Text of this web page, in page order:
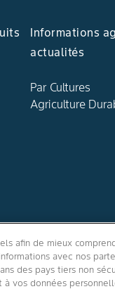
Informations
actualités
Par Cultures
Agriculture
afin de mieux
avec nos
des pays tiers non
vos données